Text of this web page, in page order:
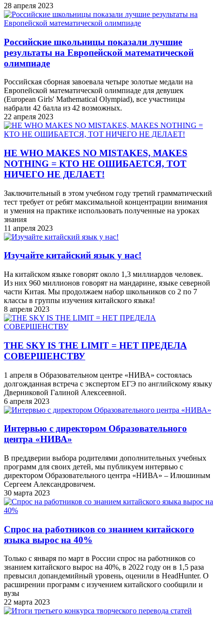
28 апреля 2023
Российские школьницы показали лучшие
результаты на Европейской математической
олимпиаде
Российская сборная завоевала четыре золотые медали на
Европейской математической олимпиаде для девушек
(European Girls' Mathematical Olympiad), все участницы
набрали 42 балла из 42 возможных.
22 апреля 2023
HE WHO MAKES NO MISTAKES, MAKES
NOTHING = КТО НЕ ОШИБАЕТСЯ, ТОТ
НИЧЕГО НЕ ДЕЛАЕТ!
Заключительный в этом учебном году третий грамматический
тест требует от ребят максимальной концентрации внимания
и умения на практике использовать полученные на уроках
знания
11 апреля 2023
Изучайте китайский язык у нас!
На китайском языке говорят около 1,3 миллиардов человек.
Из них 960 миллионов говорят на мандарине, языке северной
части Китая. Мы продолжаем набор школьников со 2 по 7
классы в группы изучения китайского языка!
8 апреля 2023
THE SKY IS THE LIMIT = НЕТ ПРЕДЕЛА
СОВЕРШЕНСТВУ
1 апреля в Образовательном центре «НИВА» состоялась
долгожданная встреча с экспертом ЕГЭ по английскому языку
Дверниковой Галиной Алексеевной.
6 апреля 2023
Интервью с директором Образовательного
центра «НИВА»
В преддверии выбора родителями дополнительных учебных
программ для своих детей, мы публикуем интервью с
директором Образовательного центра «НИВА» – Илюшиным
Сергеем Александровичем.
30 марта 2023
Спрос на работников со знанием китайского
языка вырос на 40%
Только с января по март в России спрос на работников со
знанием китайского вырос на 40%, в 2022 году он в 1,5 раза
превысил допандемийный уровень, оценили в HeadHunter. О
расширении программ с изучением китайского сообщили и
вузы
22 марта 2023